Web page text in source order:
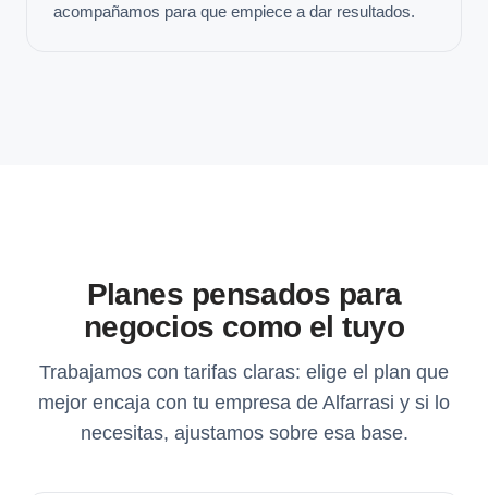
acompañamos para que empiece a dar resultados.
Planes pensados para
negocios como el tuyo
Trabajamos con tarifas claras: elige el plan que
mejor encaja con tu empresa de Alfarrasi y si lo
necesitas, ajustamos sobre esa base.